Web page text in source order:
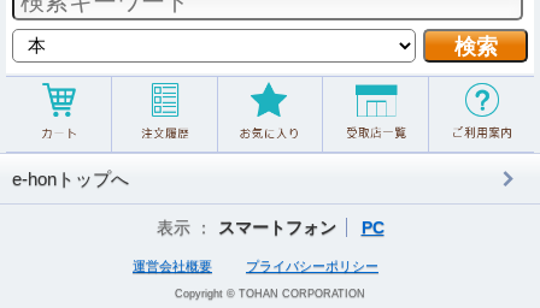
e-honトップへ
表示 ： スマートフォン PC
運営会社概要 プライバシーポリシー
Copyright © TOHAN CORPORATION